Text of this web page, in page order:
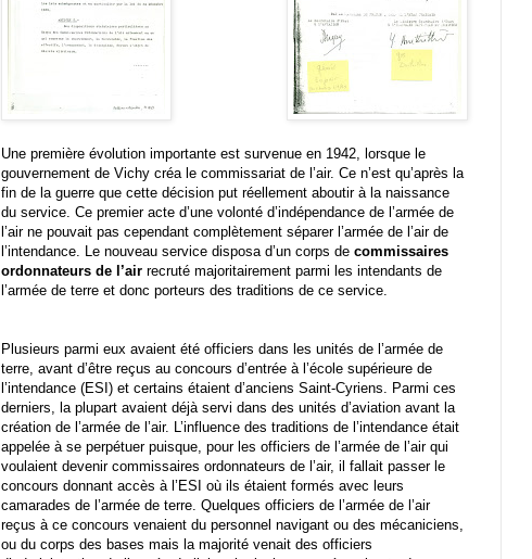
Une première évolution importante est survenue en 1942, lorsque le
gouvernement de Vichy créa le commissariat de l’air. Ce n’est qu’après la
fin de la guerre que cette décision put réellement aboutir à la naissance
du service. Ce premier acte d’une volonté d’indépendance de l’armée de
l’air ne pouvait pas cependant complètement séparer l’armée de l’air de
l’intendance. Le nouveau service disposa d’un corps de commissaires
ordonnateurs de l’air recruté majoritairement parmi les intendants de
l’armée de terre et donc porteurs des traditions de ce service.
Plusieurs parmi eux avaient été officiers dans les unités de l’armée de
terre, avant d’être reçus au concours d’entrée à l’école supérieure de
l’intendance (ESI) et certains étaient d’anciens Saint-Cyriens. Parmi ces
derniers, la plupart avaient déjà servi dans des unités d’aviation avant la
création de l’armée de l’air. L’influence des traditions de l’intendance était
appelée à se perpétuer puisque, pour les officiers de l’armée de l’air qui
voulaient devenir commissaires ordonnateurs de l’air, il fallait passer le
concours donnant accès à l’ESI où ils étaient formés avec leurs
camarades de l’armée de terre. Quelques officiers de l’armée de l’air
reçus à ce concours venaient du personnel navigant ou des mécaniciens,
ou du corps des bases mais la majorité venait des officiers